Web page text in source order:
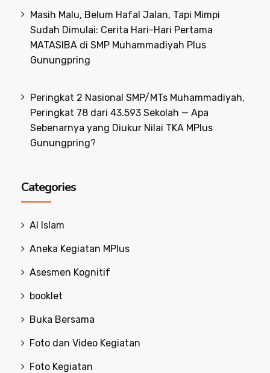
Masih Malu, Belum Hafal Jalan, Tapi Mimpi
Sudah Dimulai: Cerita Hari-Hari Pertama
MATASIBA di SMP Muhammadiyah Plus
Gunungpring
Peringkat 2 Nasional SMP/MTs Muhammadiyah,
Peringkat 78 dari 43.593 Sekolah — Apa
Sebenarnya yang Diukur Nilai TKA MPlus
Gunungpring?
Categories
Al Islam
Aneka Kegiatan MPlus
Asesmen Kognitif
booklet
Buka Bersama
Foto dan Video Kegiatan
Foto Kegiatan